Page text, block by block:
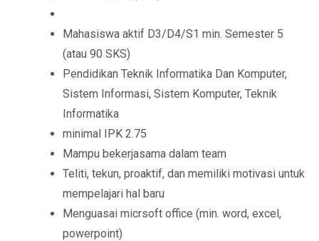
Mahasiswa aktif D3/D4/S1 min. Semester 5
(atau 90 SKS)
Pendidikan Teknik Informatika Dan Komputer,
Sistem Informasi, Sistem Komputer, Teknik
Informatika
minimal IPK 2.75
Mampu bekerjasama dalam team
Teliti, tekun, proaktif, dan memiliki motivasi untuk
mempelajari hal baru
Menguasai micrsoft office (min. word, excel,
powerpoint)